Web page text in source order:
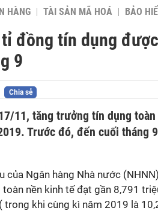
HÀNG TÀI SẢN MÃ HOÁ BẢO
đồng tín dụng
9
Chia sẻ
11, tăng trưởng tín dụng
Trước đó, đến cuối tháng
của Ngân hàng Nhà nước
toàn nền kinh tế đạt gần 8,791
trong khi cùng kì năm 2019 là